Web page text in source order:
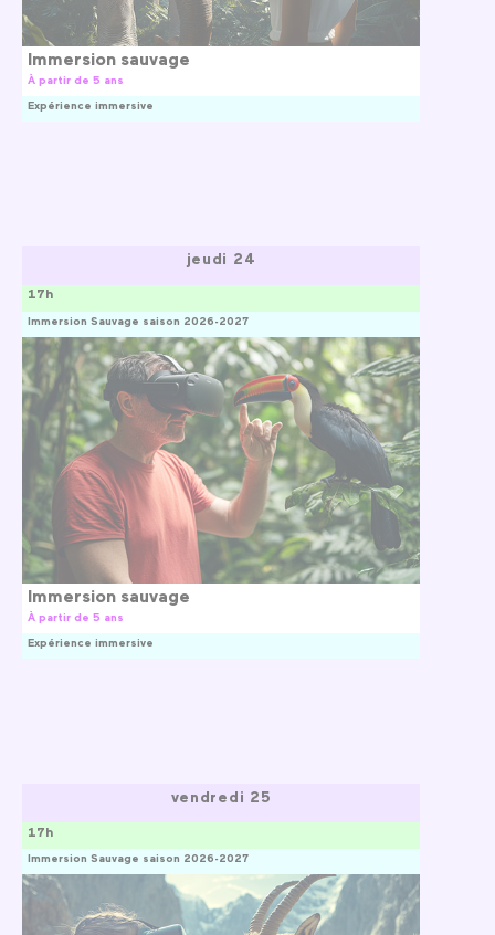
Immersion sauvage
À partir de 5 ans
Expérience immersive
jeudi 24
Immersion Sauvage saison 2026-2027
17h
Immersion sauvage
À partir de 5 ans
Expérience immersive
vendredi 25
Immersion Sauvage saison 2026-2027
17h